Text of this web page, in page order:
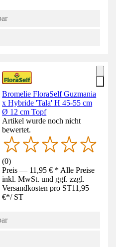
Bromelie FloraSelf Guzmania
x Hybride 'Tala' H 45-55 cm
Ø 12 cm Topf
Artikel wurde noch nicht
bewertet.
(0)
Preis — 11,95 € * Alle Preise
inkl. MwSt. und ggf. zzgl.
Versandkosten pro ST11,95
€*/ ST